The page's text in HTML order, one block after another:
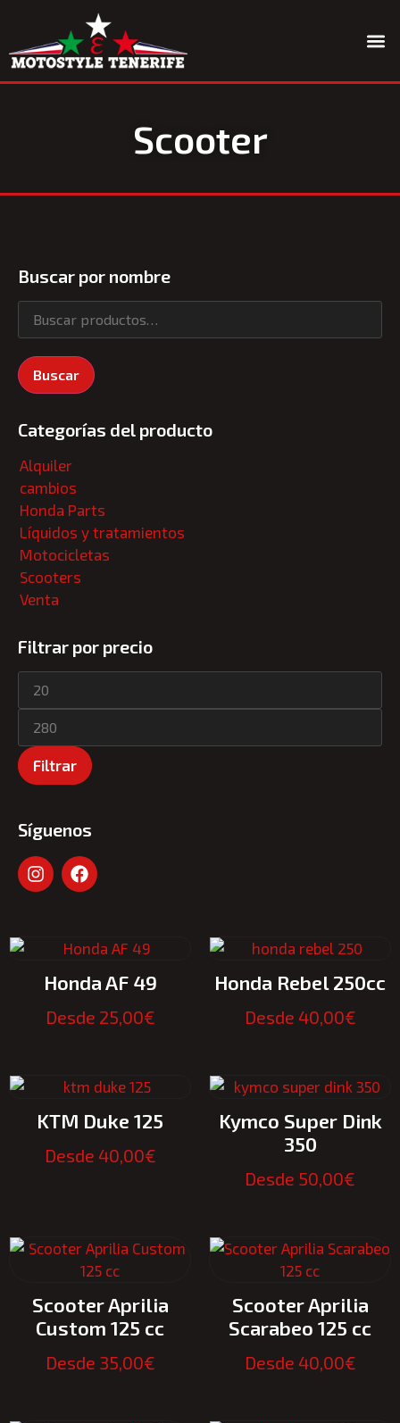
Scooter
Buscar por nombre
Buscar
Categorías del producto
Alquiler
cambios
Honda Parts
Líquidos y tratamientos
Motocicletas
Scooters
Venta
Filtrar por precio
Filtrar
Síguenos
Honda AF 49
Desde 25,00€
Honda Rebel 250cc
Desde 40,00€
KTM Duke 125
Desde 40,00€
Kymco Super Dink
350
Desde 50,00€
Scooter Aprilia
Custom 125 cc
Desde 35,00€
Scooter Aprilia
Scarabeo 125 cc
Desde 40,00€